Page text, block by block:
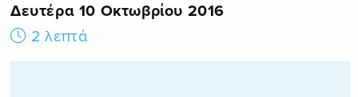
Δευτέρα 10 Οκτωβρίου 2016
2 λεπτά